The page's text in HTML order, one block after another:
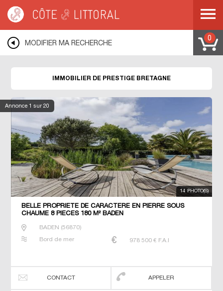
MODIFIER MA RECHERCHE
0
Annonce 1 sur 20
IMMOBILIER DE PRESTIGE BRETAGNE
14 PHOTO(S)
BELLE PROPRIETE DE CARACTERE EN PIERRE SOUS
CHAUME 8 PIECES 180 M² BADEN
BADEN (56870)
Bord de mer 978 500 € F.A.I
CONTACT APPELER